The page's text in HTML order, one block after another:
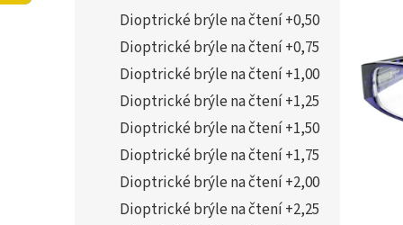
Dioptrické brýle na čtení +0,50
Dioptrické brýle na čtení +0,75
Dioptrické brýle na čtení +1,00
Dioptrické brýle na čtení +1,25
Dioptrické brýle na čtení +1,50
Dioptrické brýle na čtení +1,75
Dioptrické brýle na čtení +2,00
Dioptrické brýle na čtení +2,25